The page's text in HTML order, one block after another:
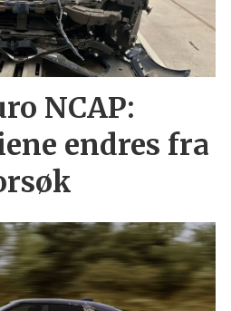
NCAP:
endres fra